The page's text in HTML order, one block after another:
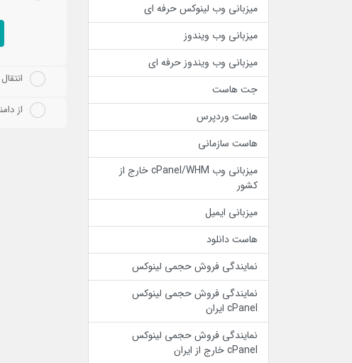
میزبانی وب لینوکس حرفه ای
میزبانی وب ویندوز
میزبانی وب ویندوز حرفه ای
جت هاست
هاست وردپرس
هاست سازمانی
میزبانی وب cPanel/WHM خارج از
کشور
میزبانی ایمیل
هاست دانلود
نمایندگی فروش حجمی لینوکس
نمایندگی فروش حجمی لینوکس
cPanel ایران
نمایندگی فروش حجمی لینوکس
cPanel خارج از ایران
از